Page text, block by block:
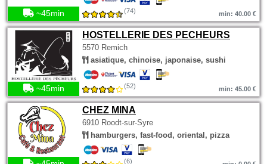
~45min (74) min: 40.00 €
HOSTELLERIE DES PECHEURS
5570 Remich
asiatique, chinoise, japonaise, sushi
~45min (52) min: 45.00 €
CHEZ MINA
6910 Roodt-sur-Syre
hamburgers, fast-food, oriental, pizza
(6)